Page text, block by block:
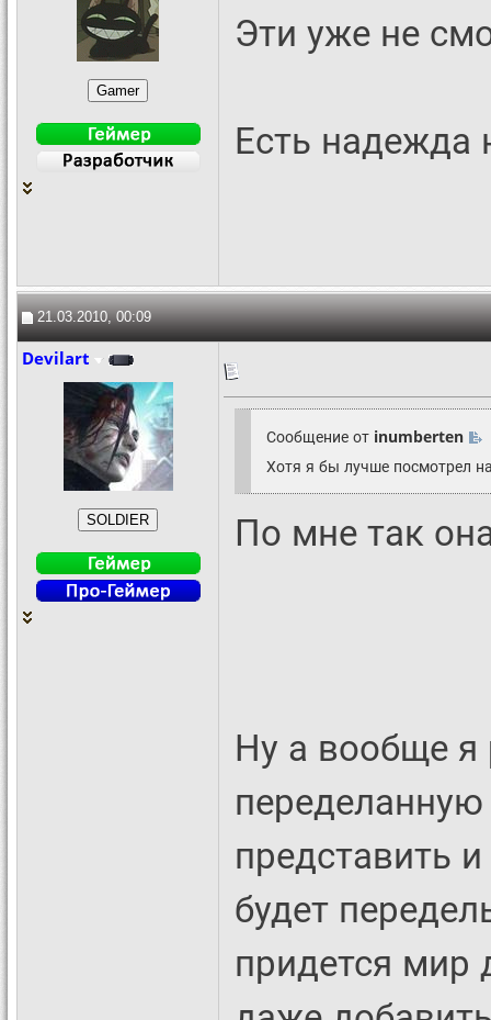
Эти уже не
Есть надежда
21.03.2010, 00:09
Devilart
Сообщение от inumberten
Хотя я бы лучше посмотрел
По мне так
Ну а вообще
представить
будет
придется мир